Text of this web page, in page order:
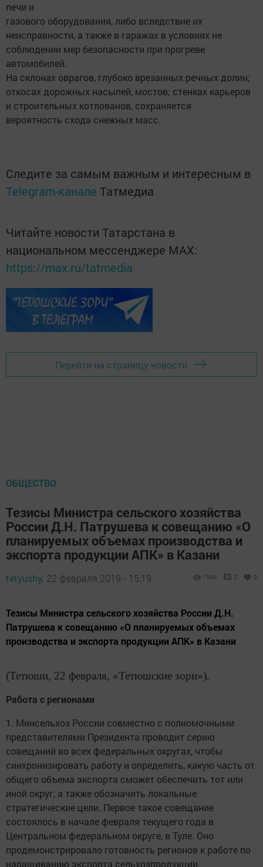
печи и
газового оборудования, либо вследствие их
неисправности, а также в гаражах в условиях не
соблюдении мер безопасности при прогреве
автомобилей.
На склонах оврагов, глубоко врезанных речных долин;
откосах дорожных насыпей, мостов; стенках карьеров
и строительных котлованов, сохраняется
вероятность схода снежных масс.
Следите за самым важным и интересным в
Telegram-канале Татмедиа
Читайте новости Татарстана в
национальном мессенджере MАХ:
https://max.ru/tatmedia
Перейти на страницу новости
ОБЩЕСТВО
Тезисы Министра сельского хозяйства
России Д.Н. Патрушева к совещанию «О
планируемых объемах производства и
экспорта продукции АПК» в Казани
tetyushy, 22 февраля 2019 - 15:19 1044 0 0
Тезисы Министра сельского хозяйства России Д.Н.
Патрушева к совещанию «О планируемых объемах
производства и экспорта продукции АПК» в Казани
(Тетюши, 22 февраля, «Тетюшские зори»).
Работа с регионами
1. Минсельхоз России совместно с полномочными
представителями Президента проводит серию
совещаний во всех федеральных округах, чтобы
синхронизировать работу и определить, какую часть от
общего объема экспорта сможет обеспечить тот или
иной округ, а также обозначить локальные
стратегические цели. Первое такое совещание
состоялось в начале февраля текущего года в
Центральном федеральном округе, в Туле. Оно
продемонстрировало готовность регионов к работе по
наращиванию экспорта сельхозпродукции.